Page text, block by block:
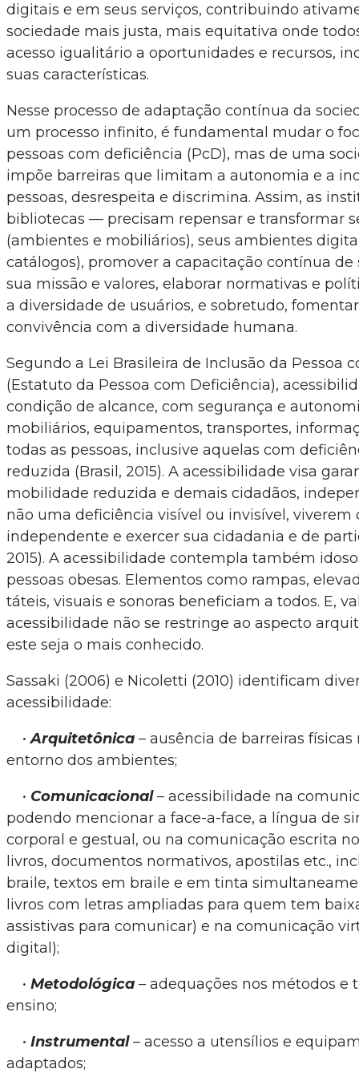
digitais e em seus serviços, contribuindo
sociedade mais justa, mais equitativa onde
acesso igualitário a oportunidades e recursos,
suas características.
Nesse processo de adaptação contínua da
um processo infinito, é fundamental mudar o
pessoas com deficiência (PcD), mas de uma
impõe barreiras que limitam a autonomia e a
pessoas, desrespeita e discrimina. Assim, as
bibliotecas — precisam repensar e transformar
(ambientes e mobiliários), seus ambientes
catálogos), promover a capacitação contínua de
sua missão e valores, elaborar normativas e
a diversidade de usuários, e sobretudo,
convivência com a diversidade humana.
Segundo a Lei Brasileira de Inclusão da Pessoa
(Estatuto da Pessoa com Deficiência),
condição de alcance, com segurança e
mobiliários, equipamentos, transportes,
todas as pessoas, inclusive aquelas com
reduzida (Brasil, 2015). A acessibilidade visa
mobilidade reduzida e demais cidadãos,
não uma deficiência visível ou invisível, viverem
independente e exercer sua cidadania e de
2015). A acessibilidade contempla também
pessoas obesas. Elementos como rampas,
táteis, visuais e sonoras beneficiam a todos. E,
acessibilidade não se restringe ao aspecto
este seja o mais conhecido.
Sassaki (2006) e Nicoletti (2010) identificam
acessibilidade:
•Arquitetônica – ausência de barreiras
entorno dos ambientes;
• Comunicacional– acessibilidade na
podendo mencionar a face-a-face, a língua de
corporal e gestual, ou na comunicação escrita
livros, documentos normativos, apostilas etc.,
braile, textos em braile e em tinta
livros com letras ampliadas para quem tem
assistivas para comunicar) e na comunicação
digital);
• Metodológica – adequações nos métodos e
ensino;
• Instrumental– acesso a utensílios e
adaptados;